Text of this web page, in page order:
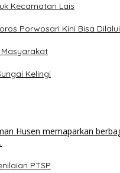
Kecamatan Lais
Porwosari Kini Bisa Dilalui
Kelingi
PTSP